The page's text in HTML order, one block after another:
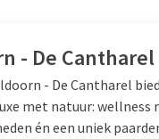
- De Cantharel
- De Cantharel
met natuur: wellness
én een uniek